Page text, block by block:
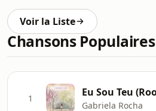
Voir la Liste
Chansons Populaires
1 Eu Sou Teu
Gabriela Rocha